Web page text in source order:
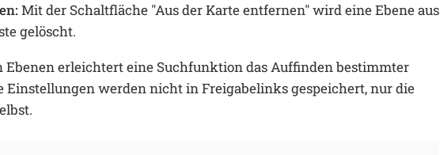
Mit der Schaltfläche "Aus der Karte entfernen" wird eine Ebene aus
gelöscht.
erleichtert eine Suchfunktion das Auffinden bestimmter
Einstellungen werden nicht in Freigabelinks gespeichert, nur die